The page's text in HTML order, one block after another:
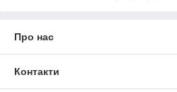
Про нас
Контакти